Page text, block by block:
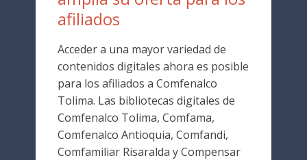
afiliados
Acceder a una mayor variedad de
contenidos digitales ahora es posible
para los afiliados a Comfenalco
Tolima. Las bibliotecas digitales de
Comfenalco Tolima, Comfama,
Comfenalco Antioquia, Comfandi,
Comfamiliar Risaralda y Compensar